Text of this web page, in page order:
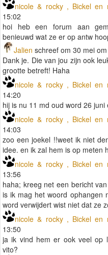
nicole & rocky , Bickel en
15:02
hoi heb een forum aan
benieuwd wat ze er op antw
Jalien schreef om 30 mei om
Dank je. Die van jou zijn ook
grootte betreft! Haha
nicole & rocky , Bickel en
14:20
hij is nu 11 md oud word 26 juni
nicole & rocky , Bickel en
14:03
zoo een joekel !!weet ik niet
idee. en ik zal hem is op meten
nicole & rocky , Bickel en
13:56
haha; kreeg net een bericht
is ik mag het woord ophangen
word verwijdert wist niet dat ze
nicole & rocky , Bickel en
13:50
ja ik vind hem er ook veel op
vito?